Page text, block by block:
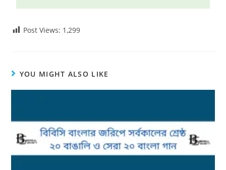
Post Views: 1,299
YOU MIGHT ALSO LIKE